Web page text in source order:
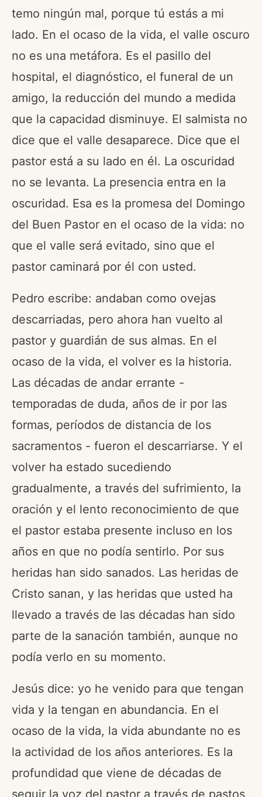
temo ningún mal, porque tú estás a mi
lado. En el ocaso de la vida, el valle oscuro
no es una metáfora. Es el pasillo del
hospital, el diagnóstico, el funeral de un
amigo, la reducción del mundo a medida
que la capacidad disminuye. El salmista no
dice que el valle desaparece. Dice que el
pastor está a su lado en él. La oscuridad
no se levanta. La presencia entra en la
oscuridad. Esa es la promesa del Domingo
del Buen Pastor en el ocaso de la vida: no
que el valle será evitado, sino que el
pastor caminará por él con usted.
Pedro escribe: andaban como ovejas
descarriadas, pero ahora han vuelto al
pastor y guardián de sus almas. En el
ocaso de la vida, el volver es la historia.
Las décadas de andar errante -
temporadas de duda, años de ir por las
formas, períodos de distancia de los
sacramentos - fueron el descarriarse. Y el
volver ha estado sucediendo
gradualmente, a través del sufrimiento, la
oración y el lento reconocimiento de que
el pastor estaba presente incluso en los
años en que no podía sentirlo. Por sus
heridas han sido sanados. Las heridas de
Cristo sanan, y las heridas que usted ha
llevado a través de las décadas han sido
parte de la sanación también, aunque no
podía verlo en su momento.
Jesús dice: yo he venido para que tengan
vida y la tengan en abundancia. En el
ocaso de la vida, la vida abundante no es
la actividad de los años anteriores. Es la
profundidad que viene de décadas de
seguir la voz del pastor a través de pastos